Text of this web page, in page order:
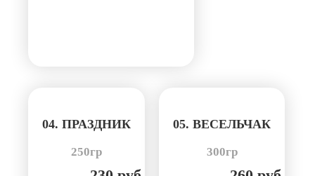
04. ПРАЗДНИК
250гр
05. ВЕСЕЛЬЧАК
300гр